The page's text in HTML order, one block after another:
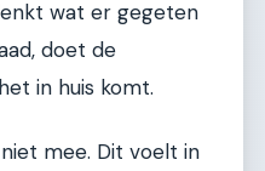
wat er gegeten
doet de
in huis komt.
mee. Dit voelt in